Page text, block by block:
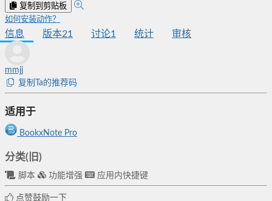
复制到剪贴板
如何安装动作？
信息 版本21 讨论1 统计 审核
mmjj
复制Ta的推荐码
适用于
BookxNote Pro
分类(旧)
脚本 功能增强 应用内快捷键
点赞鼓励一下